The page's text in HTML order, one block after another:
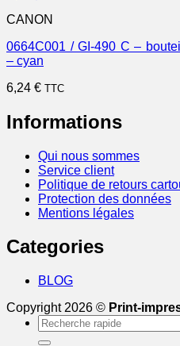
CANON
0664C001 / GI-490 C –
– cyan
6,24 € TTC
Informations
Qui nous sommes
Service client
Politique de retours
Protection des données
Mentions légales
Categories
BLOG
Copyright 2026 © Print-
Recherche
pour :